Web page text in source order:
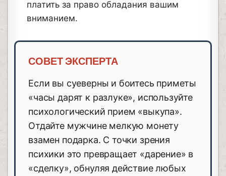
платить за право обладания вашим
вниманием.
СОВЕТ ЭКСПЕРТА
Если вы суеверны и боитесь приметы
«часы дарят к разлуке», используйте
психологический прием «выкупа».
Отдайте мужчине мелкую монету
взамен подарка. С точки зрения
психики это превращает «дарение» в
«сделку», обнуляя действие любых